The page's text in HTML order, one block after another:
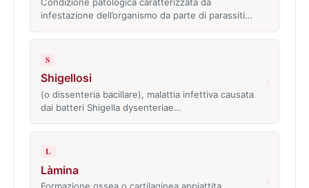
Condizione patologica caratterizzata da
infestazione dell’organismo da parte di parassiti…
S
Shigellosi
(o dissenteria bacillare), malattia infettiva causata
dai batteri Shigella dysenteriae…
L
Làmina